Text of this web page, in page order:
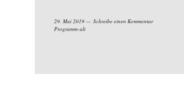
29. Mai 2019
Schreibe einen Kommentar
Programm-alt